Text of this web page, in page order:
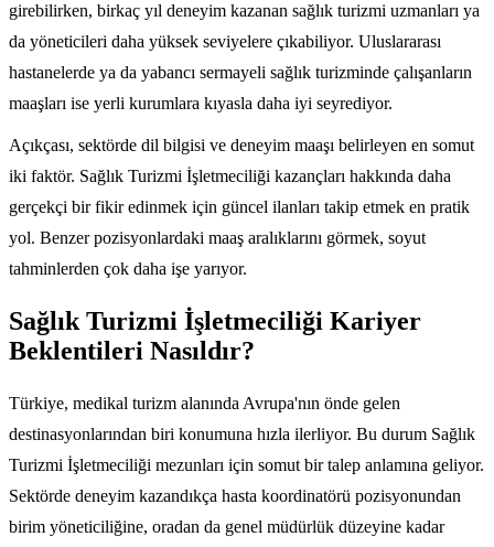
girebilirken, birkaç yıl deneyim kazanan sağlık turizmi uzmanları ya
da yöneticileri daha yüksek seviyelere çıkabiliyor. Uluslararası
hastanelerde ya da yabancı sermayeli sağlık turizminde çalışanların
maaşları ise yerli kurumlara kıyasla daha iyi seyrediyor.
Açıkçası, sektörde dil bilgisi ve deneyim maaşı belirleyen en somut
iki faktör. Sağlık Turizmi İşletmeciliği kazançları hakkında daha
gerçekçi bir fikir edinmek için güncel ilanları takip etmek en pratik
yol. Benzer pozisyonlardaki maaş aralıklarını görmek, soyut
tahminlerden çok daha işe yarıyor.
Sağlık Turizmi İşletmeciliği Kariyer
Beklentileri Nasıldır?
Türkiye, medikal turizm alanında Avrupa'nın önde gelen
destinasyonlarından biri konumuna hızla ilerliyor. Bu durum Sağlık
Turizmi İşletmeciliği mezunları için somut bir talep anlamına geliyor.
Sektörde deneyim kazandıkça hasta koordinatörü pozisyonundan
birim yöneticiliğine, oradan da genel müdürlük düzeyine kadar